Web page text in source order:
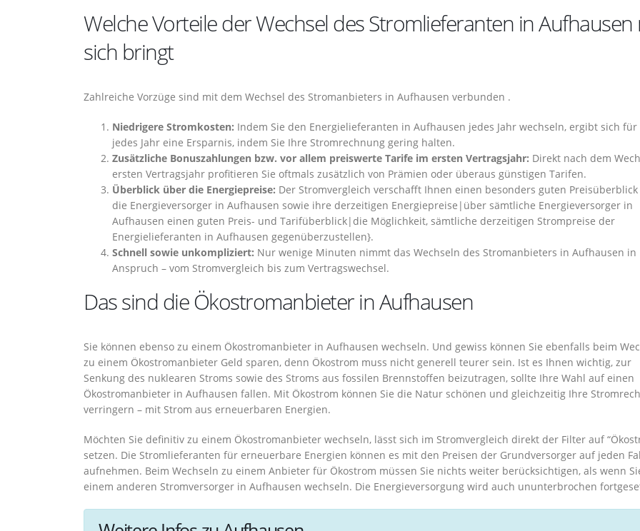
Welche Vorteile der Wechsel des Stromlieferanten in Aufhausen
sich bringt
Zahlreiche Vorzüge sind mit dem Wechsel des Stromanbieters in Aufhausen verbunden .
Niedrigere Stromkosten: Indem Sie den Energielieferanten in Aufhausen jedes Jahr wechseln, ergibt sich für
jedes Jahr eine Ersparnis, indem Sie Ihre Stromrechnung gering halten.
Zusätzliche Bonuszahlungen bzw. vor allem preiswerte Tarife im ersten Vertragsjahr: Direkt nach dem
ersten Vertragsjahr profitieren Sie oftmals zusätzlich von Prämien oder überaus günstigen Tarifen.
Überblick über die Energiepreise: Der Stromvergleich verschafft Ihnen einen besonders guten
die Energieversorger in Aufhausen sowie ihre derzeitigen Energiepreise|über sämtliche Energieversorger in
Aufhausen einen guten Preis- und Tarifüberblick|die Möglichkeit, sämtliche derzeitigen Strompreise der
Energielieferanten in Aufhausen gegenüberzustellen}.
Schnell sowie unkompliziert: Nur wenige Minuten nimmt das Wechseln des Stromanbieters in Aufhausen in
Anspruch – vom Stromvergleich bis zum Vertragswechsel.
Das sind die Ökostromanbieter in Aufhausen
Sie können ebenso zu einem Ökostromanbieter in Aufhausen wechseln. Und gewiss können Sie ebenfalls beim
zu einem Ökostromanbieter Geld sparen, denn Ökostrom muss nicht generell teurer sein. Ist es Ihnen wichtig, zur
Senkung des nuklearen Stroms sowie des Stroms aus fossilen Brennstoffen beizutragen, sollte Ihre Wahl auf einen
Ökostromanbieter in Aufhausen fallen. Mit Ökostrom können Sie die Natur schönen und gleichzeitig Ihre
verringern – mit Strom aus erneuerbaren Energien.
Möchten Sie definitiv zu einem Ökostromanbieter wechseln, lässt sich im Stromvergleich direkt der Filter auf
setzen. Die Stromlieferanten für erneuerbare Energien können es mit den Preisen der Grundversorger auf jeden
aufnehmen. Beim Wechseln zu einem Anbieter für Ökostrom müssen Sie nichts weiter berücksichtigen, als wenn
einem anderen Stromversorger in Aufhausen wechseln. Die Energieversorgung wird auch ununterbrochen